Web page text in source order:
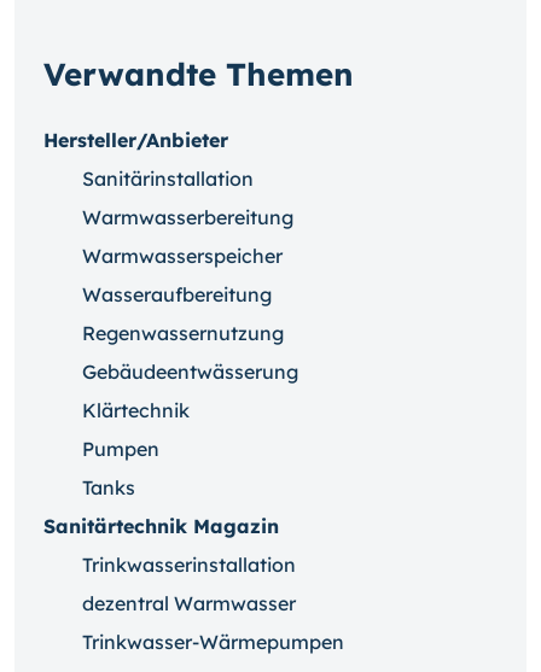
Verwandte Themen
Hersteller/Anbieter
Sanitärinstallation
Warmwasserbereitung
Warmwasserspeicher
Wasseraufbereitung
Regenwassernutzung
Gebäudeentwässerung
Klärtechnik
Pumpen
Tanks
Sanitärtechnik Magazin
Trinkwasserinstallation
dezentral Warmwasser
Trinkwasser-Wärmepumpen